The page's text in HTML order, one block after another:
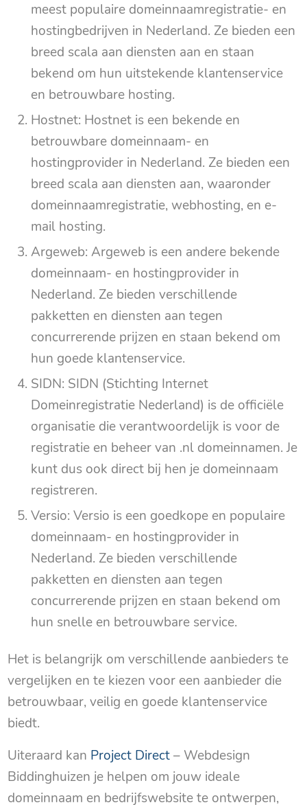
meest populaire domeinnaamregistratie- en
hostingbedrijven in Nederland. Ze bieden een
breed scala aan diensten aan en staan
bekend om hun uitstekende klantenservice
en betrouwbare hosting.
Hostnet: Hostnet is een bekende en
betrouwbare domeinnaam- en
hostingprovider in Nederland. Ze bieden een
breed scala aan diensten aan, waaronder
domeinnaamregistratie, webhosting, en e-
mail hosting.
Argeweb: Argeweb is een andere bekende
domeinnaam- en hostingprovider in
Nederland. Ze bieden verschillende
pakketten en diensten aan tegen
concurrerende prijzen en staan bekend om
hun goede klantenservice.
SIDN: SIDN (Stichting Internet
Domeinregistratie Nederland) is de officiële
organisatie die verantwoordelijk is voor de
registratie en beheer van .nl domeinnamen. Je
kunt dus ook direct bij hen je domeinnaam
registreren.
Versio: Versio is een goedkope en populaire
domeinnaam- en hostingprovider in
Nederland. Ze bieden verschillende
pakketten en diensten aan tegen
concurrerende prijzen en staan bekend om
hun snelle en betrouwbare service.
Het is belangrijk om verschillende aanbieders te
vergelijken en te kiezen voor een aanbieder die
betrouwbaar, veilig en goede klantenservice
biedt.
Uiteraard kan Project Direct– Webdesign
Biddinghuizen je helpen om jouw ideale
domeinnaam en bedrijfswebsite te ontwerpen,